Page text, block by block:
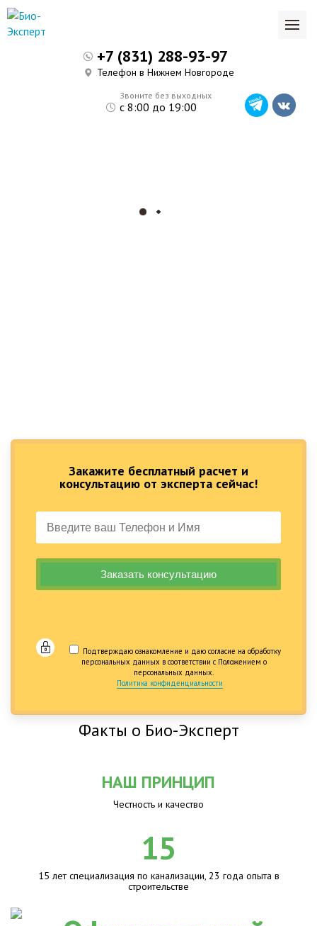
Закажите бесплатный расчет и
консультацию от эксперта сейчас!
Подтверждаю ознакомление и даю согласие на обработку
персональных данных в соответствии с Положением о
персональных данных.
Политика конфиденциальности
Звоните без выходных
с 8:00 до 19:00
+7 (831) 288-93-97
Телефон в Нижнем Новгороде
Факты о Био-Эксперт
НАШ ПРИНЦИП
Честность и качество
15
15 лет специализация по канализации, 23 года опыта в
строительстве